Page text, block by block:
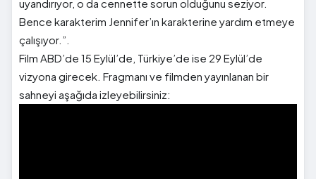
uyandırıyor, o da cennette sorun olduğunu seziyor.
Bence karakterim Jennifer’ın karakterine yardım etmeye
çalışıyor.”.
Film ABD’de 15 Eylül’de, Türkiye’de ise 29 Eylül’de
vizyona girecek. Fragmanı ve filmden yayınlanan bir
sahneyi aşağıda izleyebilirsiniz: